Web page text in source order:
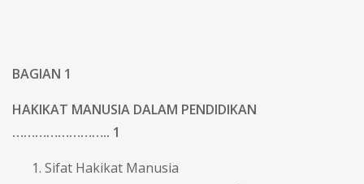
BAGIAN 1
HAKIKAT MANUSIA DALAM PENDIDIKAN
…………………….. 1
Sifat Hakikat Manusia